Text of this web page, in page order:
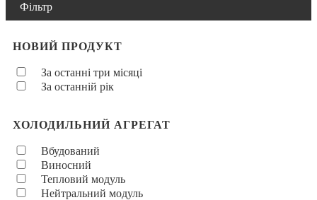
Фільтр
НОВИЙ ПРОДУКТ
За останні три місяці
За останній рік
ХОЛОДИЛЬНИЙ АГРЕГАТ
Вбудований
Виносний
Тепловий модуль
Нейтральний модуль